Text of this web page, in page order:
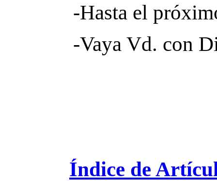
-Hasta el próximo
-Vaya Vd. con
Índice de